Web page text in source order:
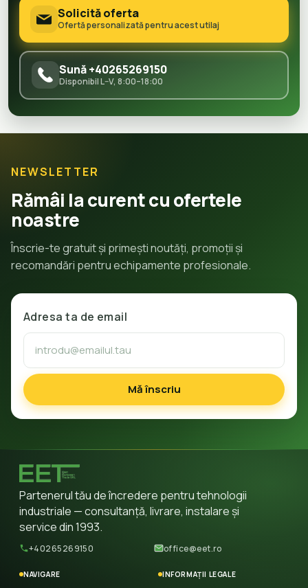
Solicită oferta
Ofertă personalizată pentru acest utilaj
Sună +40265269150
Disponibil L–V, 8:00–18:00
NEWSLETTER
Rămâi la curent cu ofertele
noastre
Înscrie-te gratuit și primești noutăți, promoții și
recomandări pentru echipamente profesionale.
Adresa ta de email
Mă înscriu
Partenerul tău de încredere pentru tehnologii
industriale — consultanță, livrare, instalare și
service din 1993.
+40265269150 office@eet.ro
NAVIGARE INFORMAȚII LEGALE